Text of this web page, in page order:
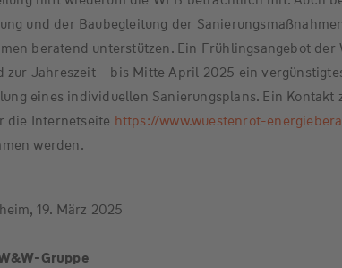
und der Baubegleitung der
beratend unterstützen. Ein Frühlingsangebot der
zur Jahreszeit – bis Mitte April 2025 ein
eines individuellen Sanierungsplans. Ein Kontakt
die Internetseite https://www.wuestenrot-
werden.
19. März 2025
Gruppe